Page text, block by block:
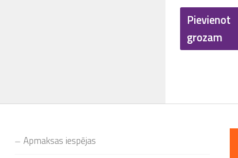
Pievienot
grozam
Apmaksas iespējas